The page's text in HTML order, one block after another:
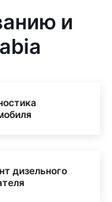
и
дизельного